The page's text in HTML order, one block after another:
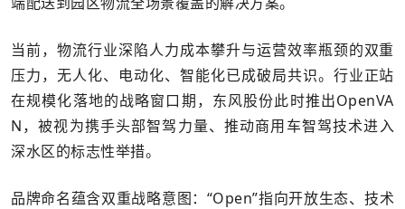
当前，物流行业深陷人力成本攀升与运营效率瓶颈的双重
压力，无人化、电动化、智能化已成破局共识。行业正站
在规模化落地的战略窗口期，东风股份此时推出OpenVA
N，被视为携手头部智驾力量、推动商用车智驾技术进入
深水区的标志性举措。
品牌命名蕴含双重战略意图：“Open”指向开放生态、技术